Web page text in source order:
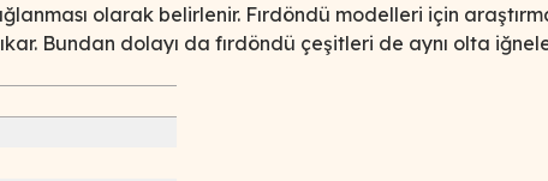
olarak belirlenir. Fırdöndü modelleri için
Bundan dolayı da fırdöndü çeşitleri de aynı olta